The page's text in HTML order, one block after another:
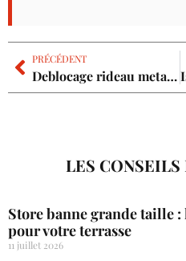
PRÉCÉDENT
Deblocage rideau metallique
LES CONSEILS
Store banne grande taille
pour votre terrasse
11 juillet 2026